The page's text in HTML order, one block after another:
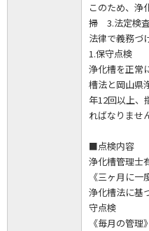
このため、
掃 3.法定検
法律で義務づ
1.保守点検
浄化槽を正常
槽法と岡山県
年12回以上、
ればなりませ
■点検内容
浄化槽管理士
《三ヶ月に一
浄化槽法に基
守点検
《毎月の管理》